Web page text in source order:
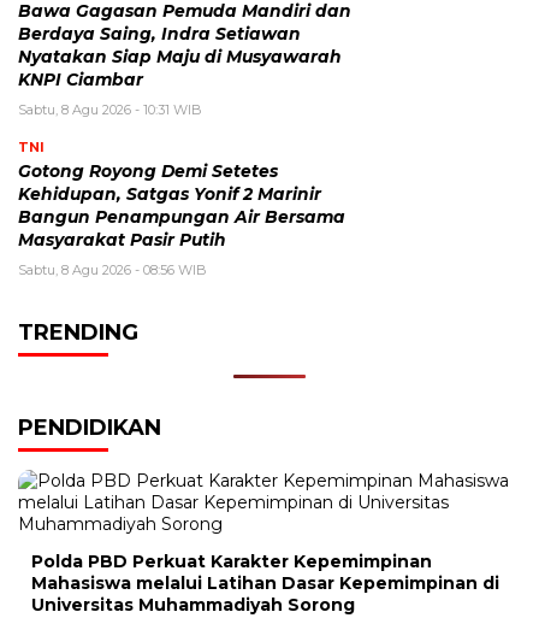
Bawa Gagasan Pemuda Mandiri dan
Berdaya Saing, Indra Setiawan
Nyatakan Siap Maju di Musyawarah
KNPI Ciambar
Sabtu, 8 Agu 2026 - 10:31 WIB
TNI
Gotong Royong Demi Setetes
Kehidupan, Satgas Yonif 2 Marinir
Bangun Penampungan Air Bersama
Masyarakat Pasir Putih
Sabtu, 8 Agu 2026 - 08:56 WIB
TRENDING
PENDIDIKAN
Polda PBD Perkuat Karakter Kepemimpinan
Mahasiswa melalui Latihan Dasar Kepemimpinan di
Universitas Muhammadiyah Sorong